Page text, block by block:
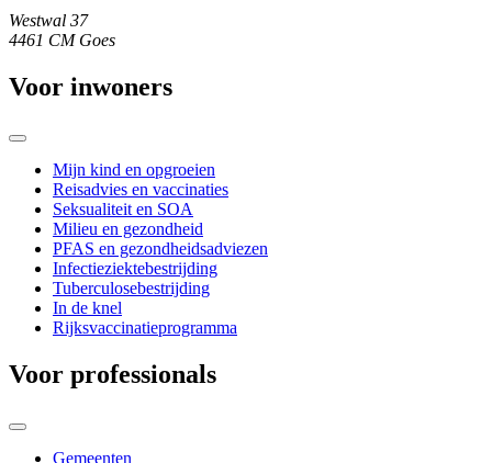
Westwal 37
4461 CM Goes
Voor inwoners
Mijn kind en opgroeien
Reisadvies en vaccinaties
Seksualiteit en SOA
Milieu en gezondheid
PFAS en gezondheidsadviezen
Infectieziektebestrijding
Tuberculosebestrijding
In de knel
Rijksvaccinatieprogramma
Voor professionals
Gemeenten